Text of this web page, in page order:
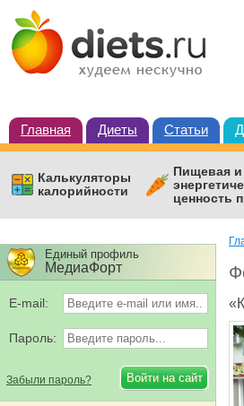
Главная Диеты Статьи
Калькуляторы
калорийности
Пищевая и
ценность
Единый профиль
МедиаФорт
E-mail:
Пароль:
Забыли пароль?